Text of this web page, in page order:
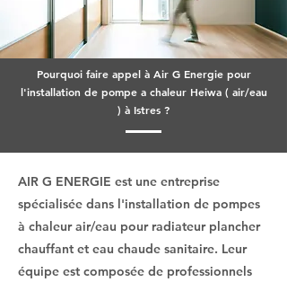
Pourquoi faire appel à Air G Energie pour
l'installation de pompe a chaleur Heiwa ( air/eau
) à Istres ?
AIR G ENERGIE est une entreprise
spécialisée dans l'installation de pompes
à chaleur air/eau pour radiateur plancher
chauffant et eau chaude sanitaire. Leur
équipe est composée de professionnels